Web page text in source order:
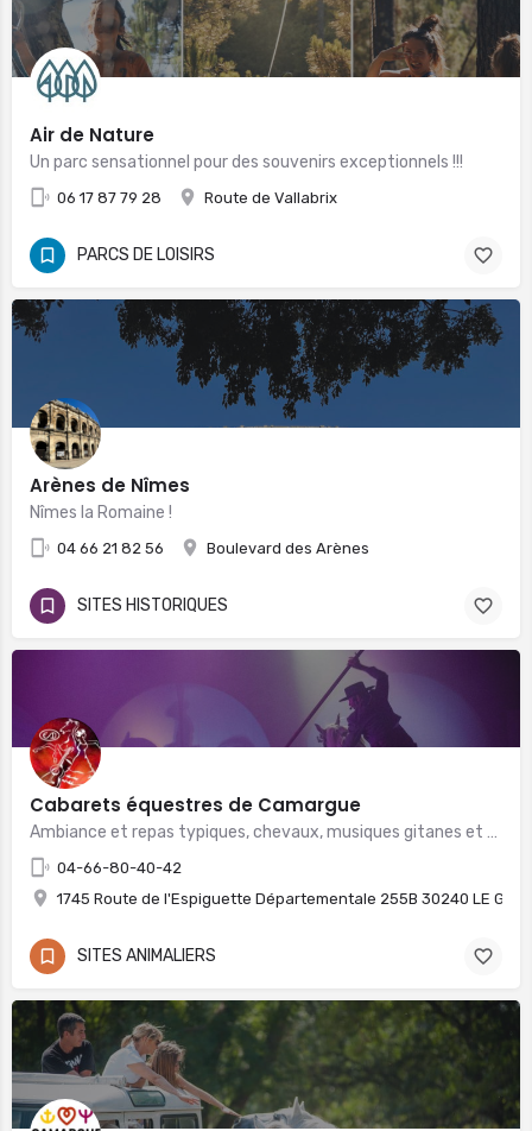
Air de Nature
Un parc sensationnel pour des souvenirs exceptionnels !!!
06 17 87 79 28 Route de Vallabrix
PARCS DE LOISIRS
Arènes de Nîmes
Nîmes la Romaine !
04 66 21 82 56 Boulevard des Arènes
SITES HISTORIQUES
Cabarets équestres de Camargue
Ambiance et repas typiques, chevaux, musiques gitanes et danseuses... Vivez un Rêve !
04-66-80-40-42
1745 Route de l'Espiguette Départementale 255B 30240 LE GRAU
SITES ANIMALIERS